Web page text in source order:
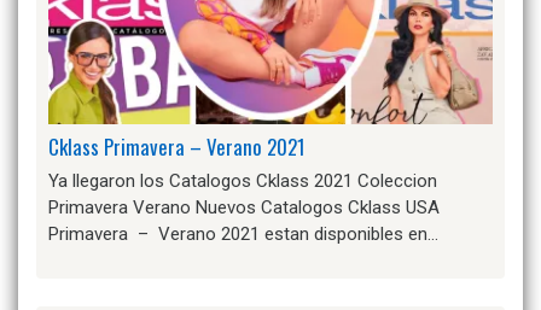
Cklass Primavera – Verano 2021
Ya llegaron los Catalogos Cklass 2021 Coleccion
Primavera Verano Nuevos Catalogos Cklass USA
Primavera – Verano 2021 estan disponibles en…